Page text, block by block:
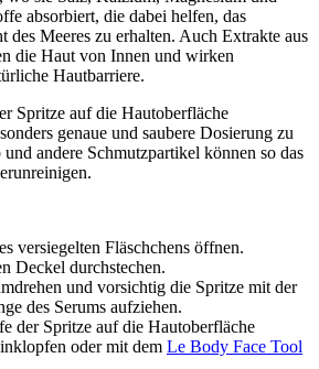
absorbiert, die dabei helfen, das
des Meeres zu erhalten. Auch Extrakte aus
die Haut von Innen und wirken
Hautbarriere.
Spritze auf die Hautoberfläche
genaue und saubere Dosierung zu
andere Schmutzpartikel können so das
versiegelten Fläschchens öffnen.
Deckel durchstechen.
und vorsichtig die Spritze mit der
des Serums aufziehen.
der Spritze auf die Hautoberfläche
oder mit dem Le Body Face Tool